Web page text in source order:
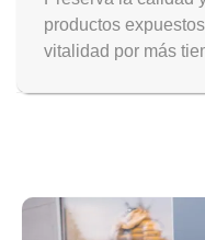
productos
vitalidad por más